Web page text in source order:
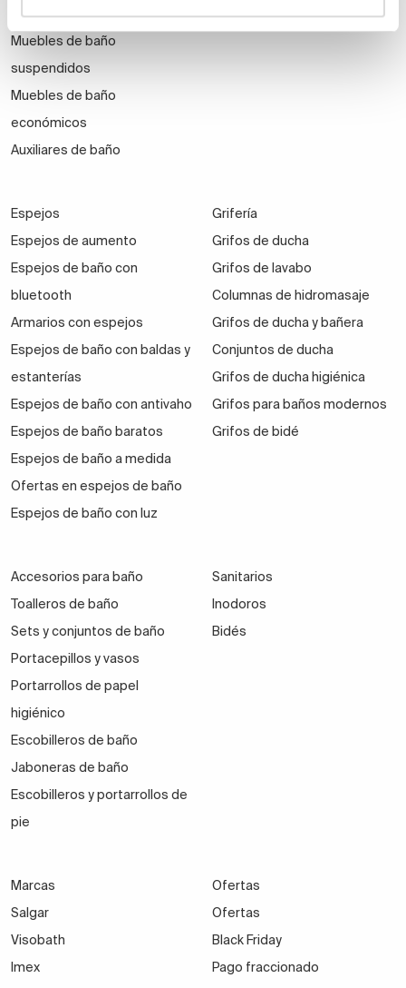
reducido
Muebles de baño
suspendidos
Muebles de baño
económicos
Auxiliares de baño
Lavabos dobles
Espejos
Espejos de aumento
Espejos de baño con
bluetooth
Armarios con espejos
Espejos de baño con baldas y
estanterías
Espejos de baño con antivaho
Espejos de baño baratos
Espejos de baño a medida
Ofertas en espejos de baño
Espejos de baño con luz
Grifería
Grifos de ducha
Grifos de lavabo
Columnas de hidromasaje
Grifos de ducha y bañera
Conjuntos de ducha
Grifos de ducha higiénica
Grifos para baños modernos
Grifos de bidé
Accesorios para baño
Toalleros de baño
Sets y conjuntos de baño
Portacepillos y vasos
Portarrollos de papel
higiénico
Escobilleros de baño
Jaboneras de baño
Escobilleros y portarrollos de
pie
Sanitarios
Inodoros
Bidés
Marcas
Salgar
Visobath
Imex
Ofertas
Ofertas
Black Friday
Pago fraccionado